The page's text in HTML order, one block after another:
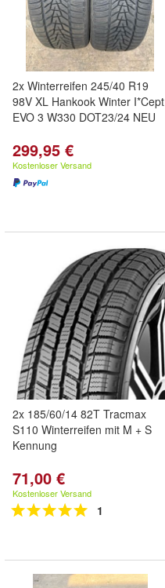
2x Winterreifen 245/40 R19
98V XL Hankook Winter I*Cept
EVO 3 W330 DOT23/24 NEU
299,95 €
Kostenloser Versand
2x 185/60/14 82T Tracmax
S110 Winterreifen mit M + S
Kennung
71,00 €
Kostenloser Versand
1